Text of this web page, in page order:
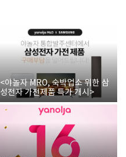
<야놀자 MRO, 숙박업소 위한 삼
성전자 가전제품 특가 개시>